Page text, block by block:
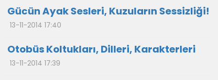
Gücün Ayak Sesleri, Kuzuların Sessizliği!
13-11-2014 17:40
Otobüs Koltukları, Dilleri, Karakterleri
13-11-2014 17:39